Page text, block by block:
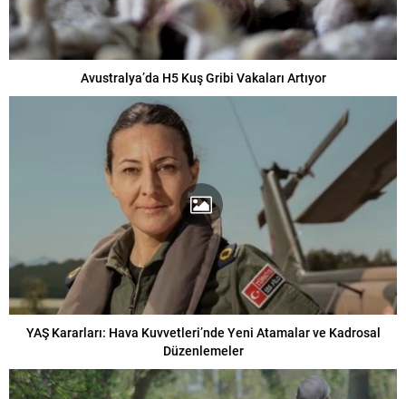
Avustralya’da H5 Kuş Gribi Vakaları Artıyor
YAŞ Kararları: Hava Kuvvetleri’nde Yeni Atamalar ve Kadrosal
Düzenlemeler